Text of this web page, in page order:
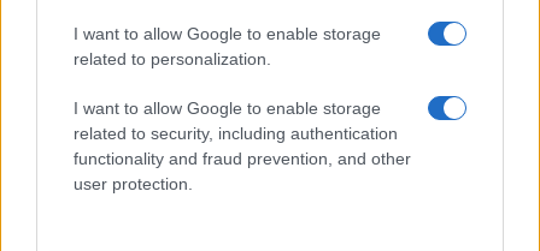
I want to allow Google to enable storage
related to personalization.
I want to allow Google to enable storage
related to security, including authentication
functionality and fraud prevention, and other
user protection.
Chiello torna sul palco: inizia il tour 2025
Brian Eno e l’arte della musica generativa in Aurum